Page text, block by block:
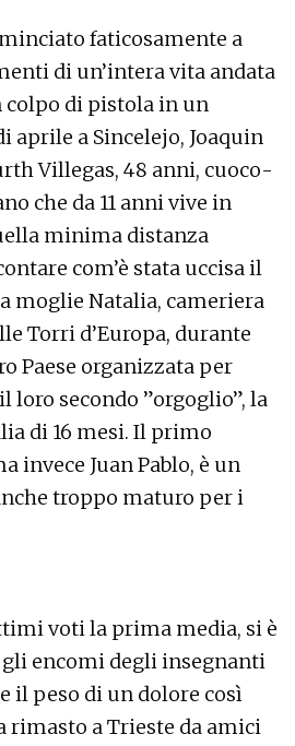
faticosamente a
di un’intera vita andata
di pistola in un
aprile a Sincelejo, Joaquin
Villegas, 48 anni, cuoco-
che da 11 anni vive in
minima distanza
com’è stata uccisa il
moglie Natalia, cameriera
Torri d’Europa, durante
Paese organizzata per
loro secondo ”orgoglio”, la
di 16 mesi. Il primo
invece Juan Pablo, è un
troppo maturo per i
voti la prima media, si è
gli encomi degli insegnanti
il peso di un dolore così
rimasto a Trieste da amici